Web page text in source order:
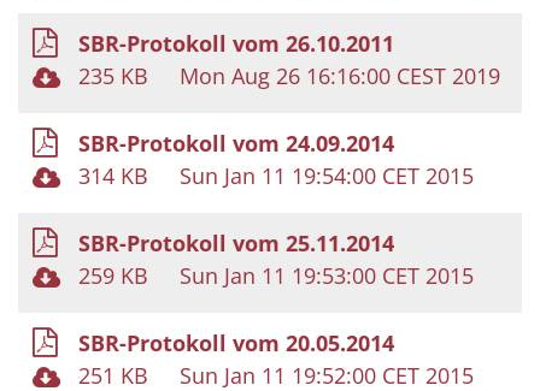
SBR-Protokoll vom 26.10.2011
235 KB
Mon Aug 26 16:16:00 CEST 2019
SBR-Protokoll vom 24.09.2014
314 KB
Sun Jan 11 19:54:00 CET 2015
SBR-Protokoll vom 25.11.2014
259 KB
Sun Jan 11 19:53:00 CET 2015
SBR-Protokoll vom 20.05.2014
251 KB
Sun Jan 11 19:52:00 CET 2015